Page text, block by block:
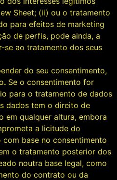
Sheet; (ii) ou o tratamento
para efeitos de marketing
de perfis, pode ainda, a
se ao tratamento dos seus
do seu consentimento,
. Se o consentimento for
para o tratamento de dados
dados tem o direito de
em qualquer altura, embora
a licitude do
base no consentimento
o tratamento posterior dos
noutra base legal, como
do contrato ou da